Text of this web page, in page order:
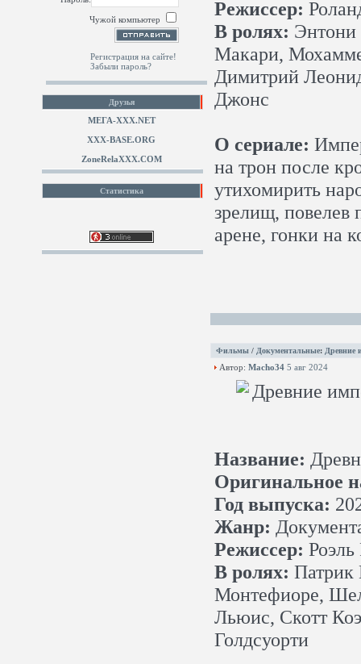
Чужой компьютер
Регистрация на сайте!
Забыли пароль?
Друзья
МЕГА-ХХХ.NET
XXX-BASE.ORG
ZoneRelaXXX.COM
Статистика
Режиссер:
В ролях:
Макари,
Димитрий
Джонс
О сериале:
на трон после
утихомирить
зрелищ, повелев
арене, гонки на
Фильмы / Документальные: Древние
Автор: Macho34 5 авг 2024
Название:
Оригинальное
Год выпуска:
Жанр:
Режиссер:
В ролях: Патрик
Монтефиоре,
Льюис, Скотт
Голдсуорти